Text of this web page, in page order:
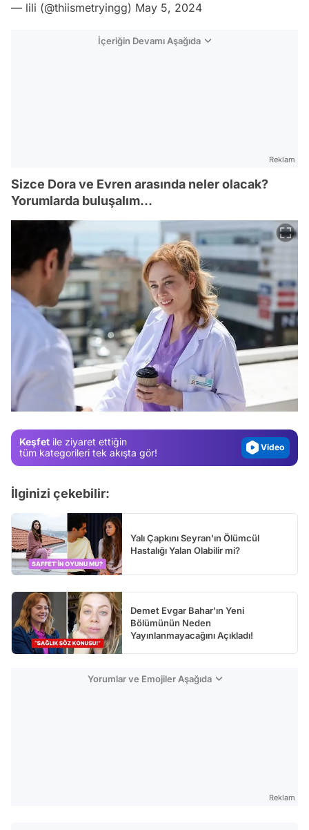
— lili (@thiismetryingg) May 5, 2024
İçeriğin Devamı Aşağıda
Reklam
Sizce Dora ve Evren arasında neler olacak?
Yorumlarda buluşalım...
Keşfet ile ziyaret ettiğin
tüm kategorileri tek akışta gör!
Video
Test
Magazin
Test
İlginizi çekebilir:
Yalı Çapkını Seyran'ın Ölümcül
Hastalığı Yalan Olabilir mi?
Demet Evgar Bahar'ın Yeni
Bölümünün Neden
Yayınlanmayacağını Açıkladı!
Yorumlar ve Emojiler Aşağıda
Reklam